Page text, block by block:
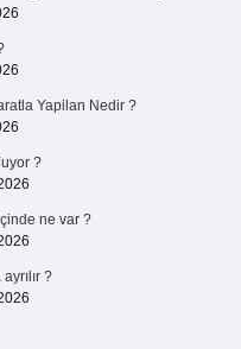
Yapilan Nedir ?
?
ne var ?
?